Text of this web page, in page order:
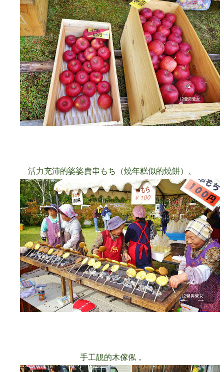
活力充沛的婆婆賣串もち（燒年糕似的燒餅）
手工靚的木傢俬，